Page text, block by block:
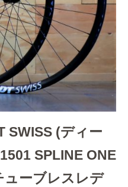
SWISS (ディー
SPLINE ONE
ューブレスレデ